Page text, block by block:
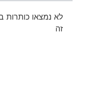
לא נמצאו כותרות
זה